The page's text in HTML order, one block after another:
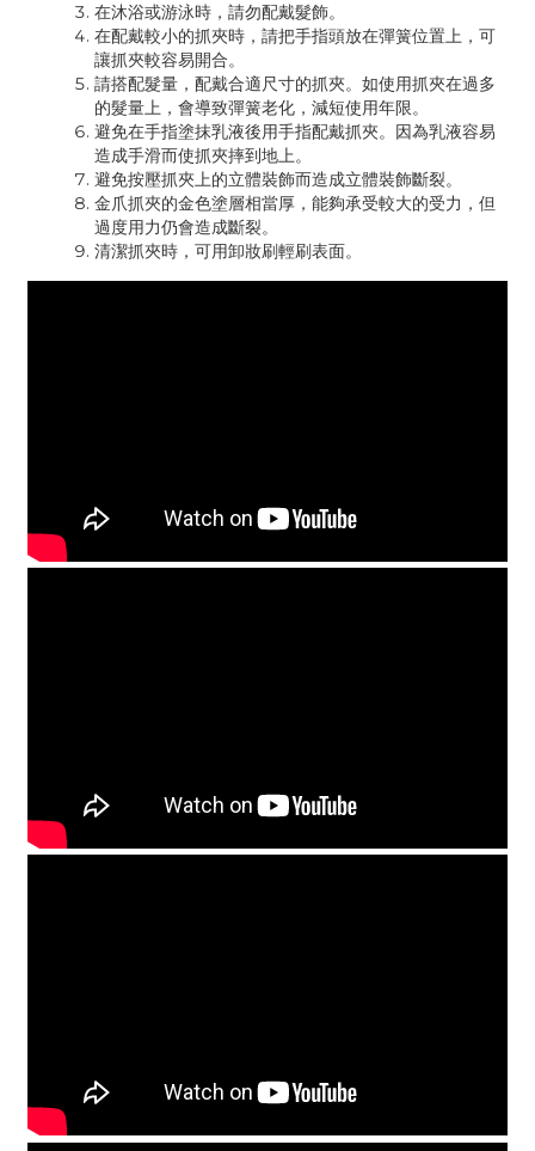
在沐浴或游泳時，請勿配戴髮飾。
在配戴較小的抓夾時，請把手指頭放在彈簧位置上，可
讓抓夾較容易開合。
請搭配髮量，配戴合適尺寸的抓夾。如使用抓夾在過多
的髮量上，會導致彈簧老化，減短使用年限。
避免在手指塗抹乳液後用手指配戴抓夾。因為乳液容易
造成手滑而使抓夾摔到地上。
避免按壓抓夾上的立體裝飾而造成立體裝飾斷裂。
金爪抓夾的金色塗層相當厚，能夠承受較大的受力，但
過度用力仍會造成斷裂。
清潔抓夾時，可用卸妝刷輕刷表面。